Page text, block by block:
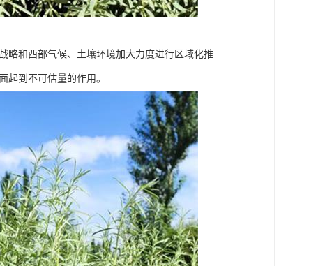
略和西部气候、土壤环境加大力度进行区域化推
起到不可估量的作用。